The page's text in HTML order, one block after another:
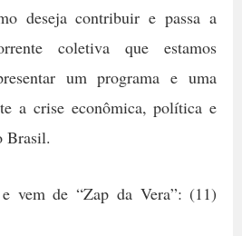
deseja contribuir e passa a
coletiva que estamos
um programa e uma
a crise econômica, política e
Brasil.
vem de “Zap da Vera”: (11)